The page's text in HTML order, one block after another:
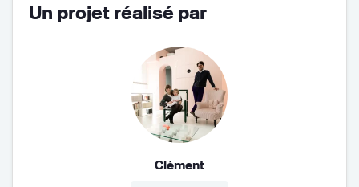
Un projet réalisé par
Clément